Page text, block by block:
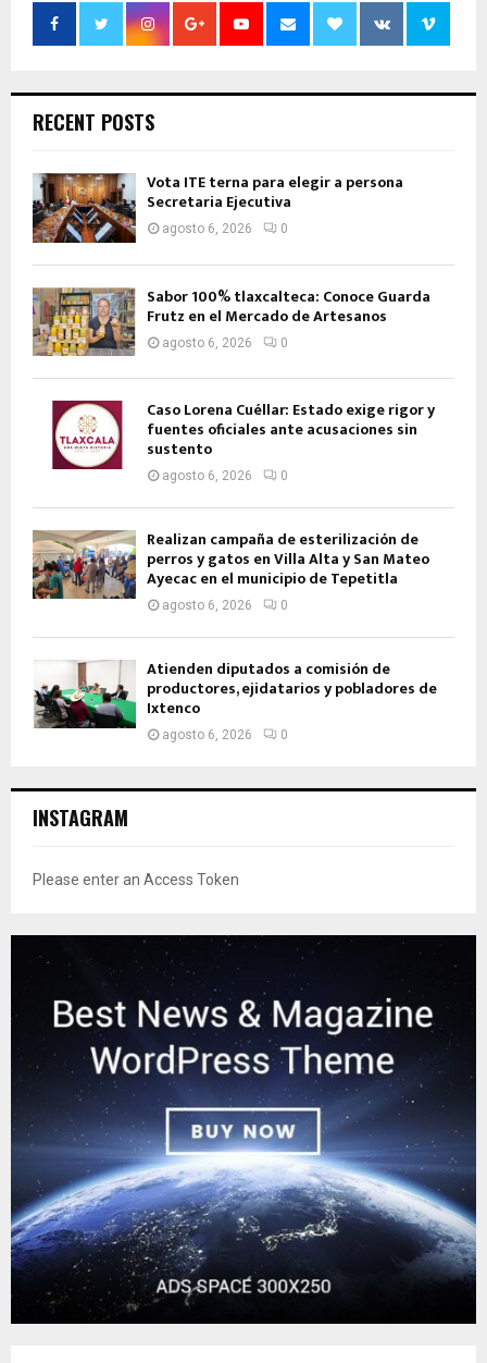
RECENT POSTS
Vota ITE terna para elegir a persona
Secretaria Ejecutiva
agosto 6, 2026 0
Sabor 100% tlaxcalteca: Conoce Guarda
Frutz en el Mercado de Artesanos
agosto 6, 2026 0
Caso Lorena Cuéllar: Estado exige rigor y
fuentes oficiales ante acusaciones sin
sustento
agosto 6, 2026 0
Realizan campaña de esterilización de
perros y gatos en Villa Alta y San Mateo
Ayecac en el municipio de Tepetitla
agosto 6, 2026 0
Atienden diputados a comisión de
productores, ejidatarios y pobladores de
Ixtenco
agosto 6, 2026 0
INSTAGRAM
Please enter an Access Token